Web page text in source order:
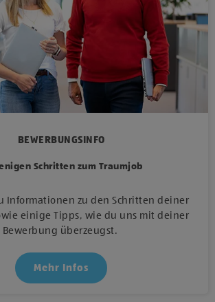
BEWERBUNGSINFO
Schritten zum Traumjob
Informationen zu den Schritten deiner
einige Tipps, wie du uns mit deiner
Bewerbung überzeugst.
Mehr Infos